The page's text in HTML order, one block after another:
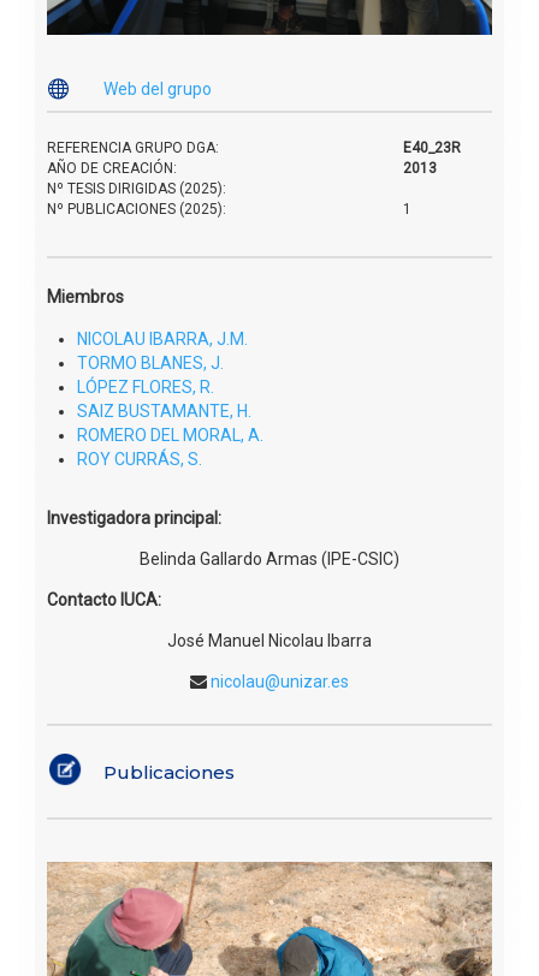
 Web del grupo
REFERENCIA GRUPO DGA:
E40_23R
AÑO DE CREACIÓN:
2013
Nº TESIS DIRIGIDAS (2025):
Nº PUBLICACIONES (2025):
1
Miembros
NICOLAU IBARRA, J.M.
TORMO BLANES, J.
LÓPEZ FLORES, R.
SAIZ BUSTAMANTE, H.
ROMERO DEL MORAL, A.
ROY CURRÁS, S.
Investigadora principal:
Belinda Gallardo Armas (IPE-CSIC)
Contacto IUCA:
José Manuel Nicolau Ibarra
nicolau@unizar.es
Publicaciones